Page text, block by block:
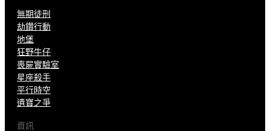
無期徒刑
劫鑽行動
地堡
狂野牛仔
喪屍實驗室
星座殺手
平行時空
遺寶之爭
資訊